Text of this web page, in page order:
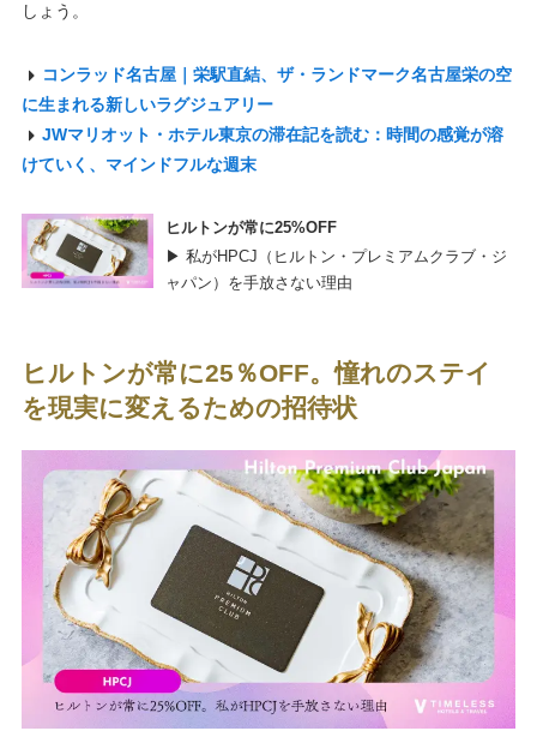
しょう。
コンラッド名古屋｜栄駅直結、ザ・ランドマーク名古屋栄の空
に生まれる新しいラグジュアリー
JWマリオット・ホテル東京の滞在記を読む：時間の感覚が溶
けていく、マインドフルな週末
ヒルトンが常に25%OFF
▶ 私がHPCJ（ヒルトン・プレミアムクラブ・ジ
ャパン）を手放さない理由
ヒルトンが常に25％OFF。憧れのステイ
を現実に変えるための招待状